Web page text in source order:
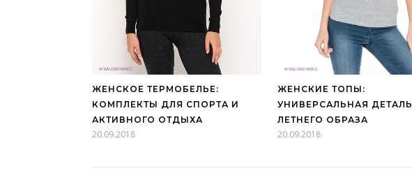
ЖЕНСКОЕ ТЕРМОБЕЛЬЕ:
КОМПЛЕКТЫ ДЛЯ СПОРТА И
АКТИВНОГО ОТДЫХА
20.09.2018
ЖЕНСКИЕ ТОПЫ:
УНИВЕРСАЛЬНАЯ ДЕТАЛЬ
ЛЕТНЕГО ОБРАЗА
20.09.2018